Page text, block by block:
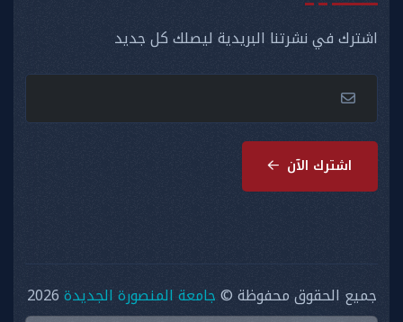
اشترك في نشرتنا البريدية ليصلك كل جديد
اشترك الآن
جميع الحقوق محفوظة ©جامعة المنصورة الجديدة2026